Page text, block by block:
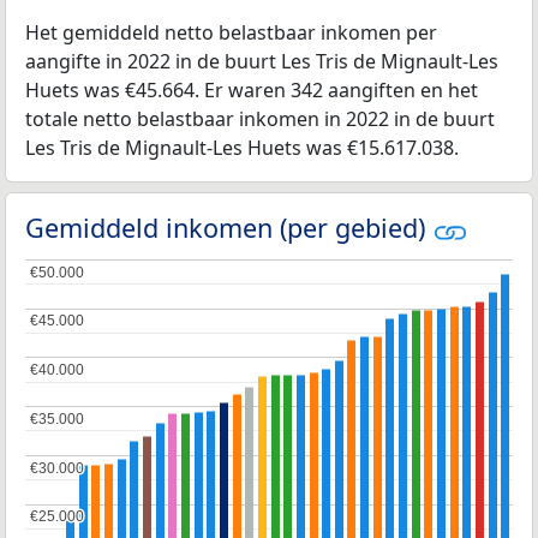
Het gemiddeld netto belastbaar inkomen per
aangifte in 2022 in de buurt Les Tris de Mignault-Les
Huets was €45.664. Er waren 342 aangiften en het
totale netto belastbaar inkomen in 2022 in de buurt
Les Tris de Mignault-Les Huets was €15.617.038.
Gemiddeld inkomen (per gebied)
€25.000
€25.000
€30.000
€30.000
€35.000
€35.000
€40.000
€40.000
€45.000
€45.000
€50.000
€50.000